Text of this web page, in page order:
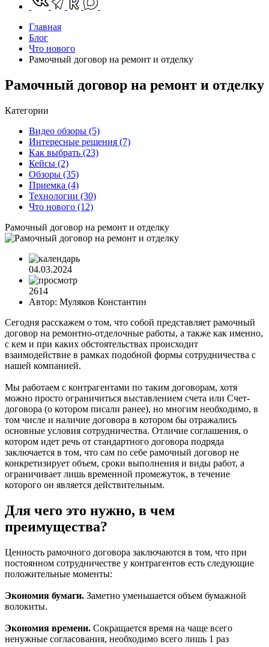
Главная
Блог
Что нового
Рамочный договор на ремонт и отделку
Рамочный договор на ремонт и отделку
Категории
Видео обзоры (5)
Интересные решения (7)
Как выбрать (23)
Кейсы (2)
Обзоры (35)
Приемка (4)
Технологии (30)
Что нового (12)
Рамочный договор на ремонт и отделку
04.03.2024
2614
Автор: Муляков Константин
Сегодня расскажем о том, что собой представляет рамочный
договор на ремонтно-отделочные работы, а также как именно,
c кем и при каких обстоятельствах происходит
взаимодействие в рамках подобной формы сотрудничества с
нашей компанией.
Мы работаем с контрагентами по таким договорам, хотя
можно просто ограничиться выставлением счета или Счет-
договора (о котором писали ранее), но многим необходимо, в
том числе и наличие договора в котором бы отражались
основные условия сотрудничества. Отличие соглашения, о
котором идет речь от стандартного договора подряда
заключается в том, что сам по себе рамочный договор не
конкретизирует объем, сроки выполнения и виды работ, а
ограничивает лишь временной промежуток, в течение
которого он является действительным.
Для чего это нужно, в чем
преимущества?
Ценность рамочного договора заключаются в том, что при
постоянном сотрудничестве у контрагентов есть следующие
положительные моменты:
Экономия бумаги. Заметно уменьшается объем бумажной
волокиты.
Экономия времени. Сокращается время на чаще всего
ненужные согласования, необходимо всего лишь 1 раз